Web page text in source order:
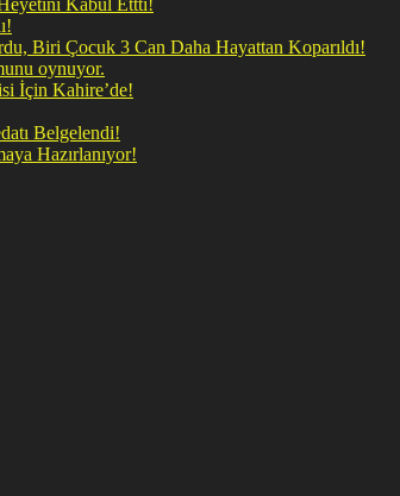
Kabul Ettti!
Biri Çocuk 3 Can Daha Hayattan Koparıldı!
oynuyor.
İçin Kahire’de!
Belgelendi!
Ezanı Susturmaya Hazırlanıyor!